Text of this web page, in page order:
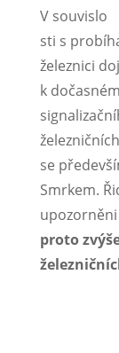
V souvislo
sti s
železnici
k
se
Smrkem.
proto